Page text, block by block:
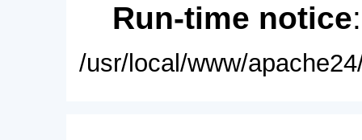
Run-time notice
/usr/local/www/